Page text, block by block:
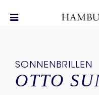
SONNENBRILLEN
OTTO